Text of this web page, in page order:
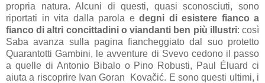
propria natura. Alcuni di questi, quasi sconosciuti, sono
riportati in vita dalla parola e degni di esistere fianco a
fianco di altri concittadini o viandanti ben più illustri: così
Saba avanza sulla pagina fiancheggiato dal suo protetto
Quarantotti Gambini, le avventure di Svevo cedono il passo
a quelle di Antonio Bibalo o Pino Robusti, Paul Éluard ci
aiuta a riscoprire Ivan Goran Kovačić. E sono questi ultimi, i